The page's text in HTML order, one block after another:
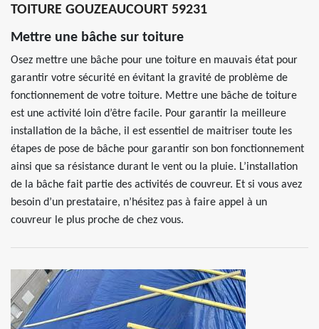
TOITURE GOUZEAUCOURT 59231
Mettre une bâche sur toiture
Osez mettre une bâche pour une toiture en mauvais état pour
garantir votre sécurité en évitant la gravité de problème de
fonctionnement de votre toiture. Mettre une bâche de toiture
est une activité loin d’être facile. Pour garantir la meilleure
installation de la bâche, il est essentiel de maitriser toute les
étapes de pose de bâche pour garantir son bon fonctionnement
ainsi que sa résistance durant le vent ou la pluie. L’installation
de la bâche fait partie des activités de couvreur. Et si vous avez
besoin d’un prestataire, n’hésitez pas à faire appel à un
couvreur le plus proche de chez vous.